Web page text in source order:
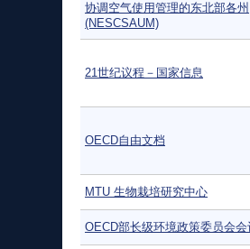
协调空气使用管理的东北部各州
(NESCSAUM)
21世纪议程－国家信息
OECD自由文档
MTU 生物栽培研究中心
OECD部长级环境政策委员会会